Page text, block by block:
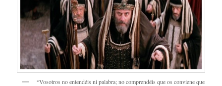
“Vosotros no entendéis ni palabra; no comprendéis que os conviene que